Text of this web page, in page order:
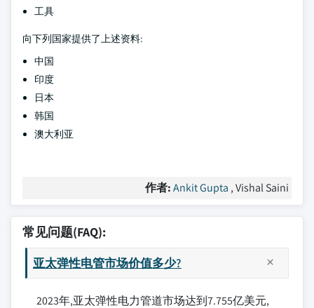
工具
向下列国家提供了上述资料:
中国
印度
日本
韩国
澳大利亚
作者:Ankit Gupta , Vishal Saini
常见问题(FAQ):
亚太弹性电管市场价值多少?
2023年,亚太弹性电力管道市场达到7.755亿美元,